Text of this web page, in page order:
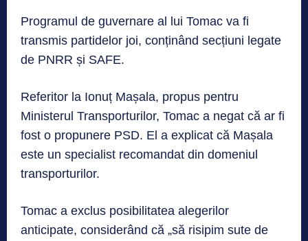
Programul de guvernare al lui Tomac va fi
transmis partidelor joi, conținând secțiuni legate
de PNRR și SAFE.
Referitor la Ionuț Mașala, propus pentru
Ministerul Transporturilor, Tomac a negat că ar fi
fost o propunere PSD. El a explicat că Mașala
este un specialist recomandat din domeniul
transporturilor.
Tomac a exclus posibilitatea alegerilor
anticipate, considerând că „să risipim sute de